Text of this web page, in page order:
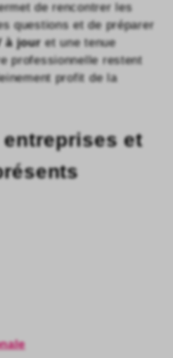
de rencontrer les
questions et de préparer
à jour et une tenue
professionnelle restent
profit de la
et